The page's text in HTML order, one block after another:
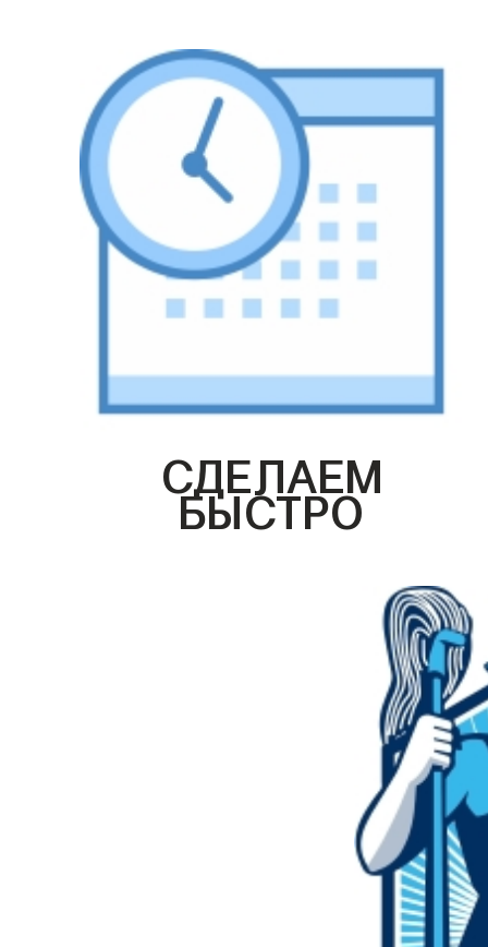
СДЕЛАЕМ
БЫСТРО